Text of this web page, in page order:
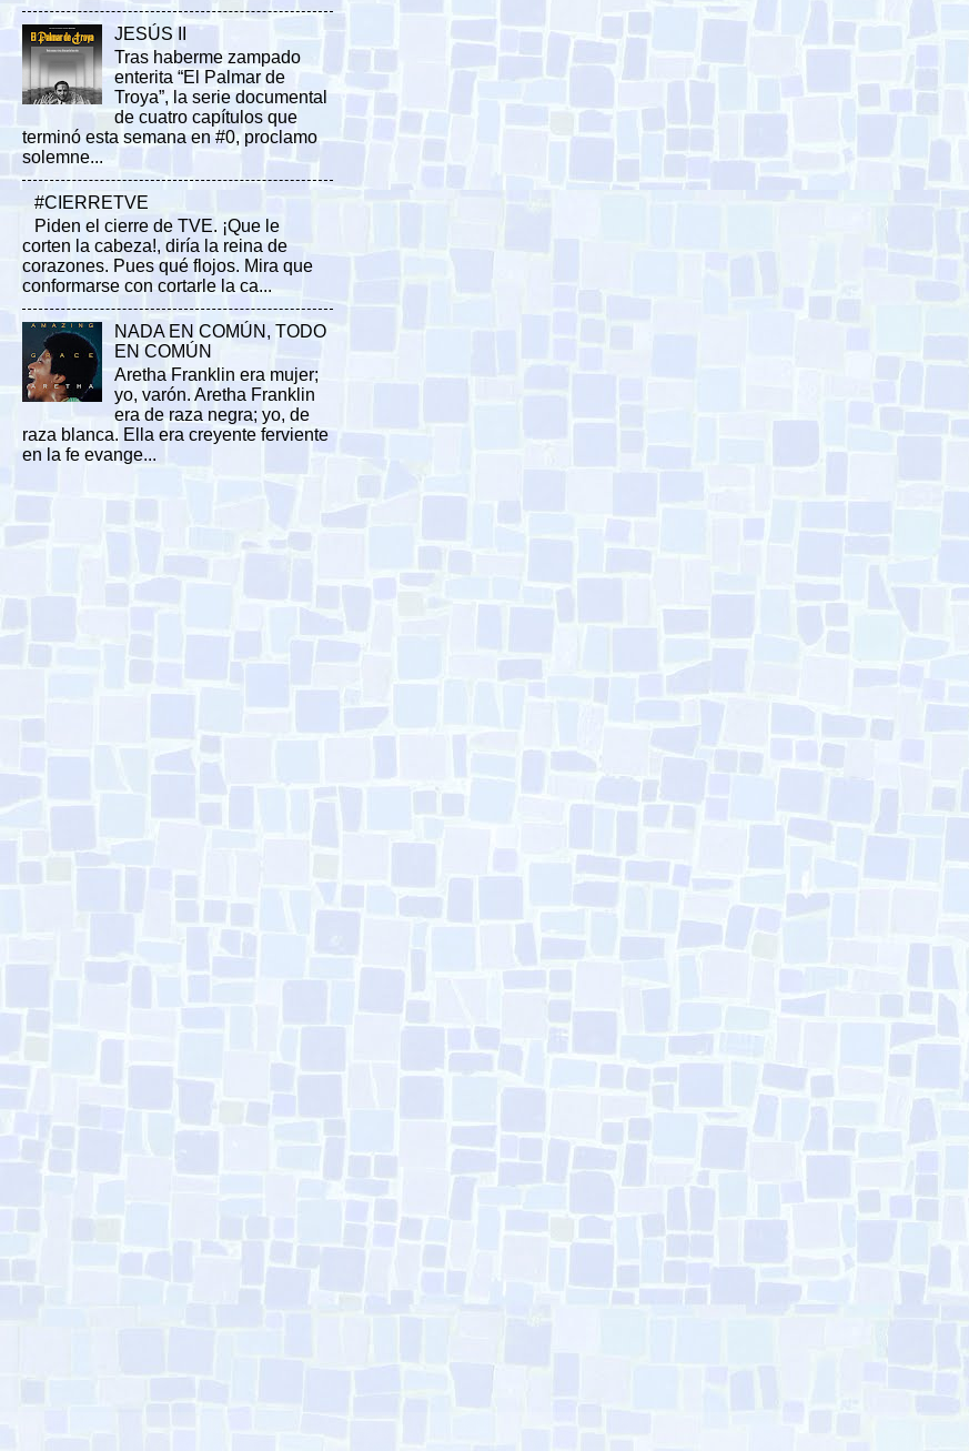
JESÚS II
Tras haberme zampado
enterita “El Palmar de
Troya”, la serie documental
de cuatro capítulos que
terminó esta semana en #0, proclamo
solemne...
#CIERRETVE
Piden el cierre de TVE. ¡Que le
corten la cabeza!, diría la reina de
corazones. Pues qué flojos. Mira que
conformarse con cortarle la ca...
NADA EN COMÚN, TODO
EN COMÚN
Aretha Franklin era mujer;
yo, varón. Aretha Franklin
era de raza negra; yo, de
raza blanca. Ella era creyente ferviente
en la fe evange...